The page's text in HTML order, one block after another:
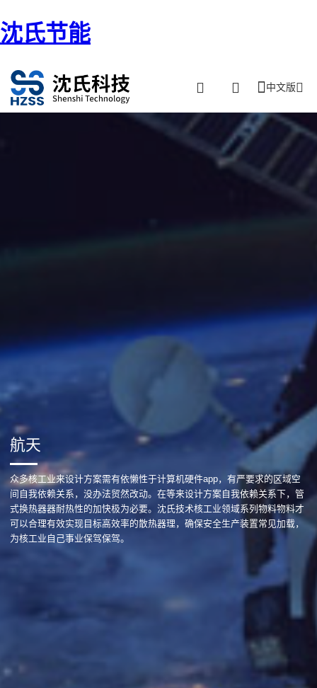
沈氏节能
中文版
航天
众多核工业来设计方案需有依懒性于计算机硬件app，有严要求的区域空
间自我依赖关系，没办法贸然改动。在等来设计方案自我依赖关系下，管
式换热器器耐热性的加快极为必要。沈氏技术核工业领域系列物料物料才
可以合理有效实现目标高效率的散热器理，确保安全生产装置常见加载，
为核工业自己事业保驾保驾。